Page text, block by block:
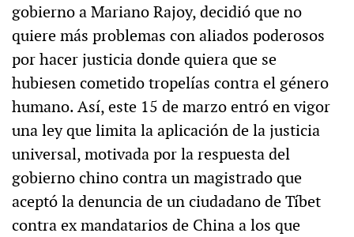
gobierno a Mariano Rajoy, decidió que no
quiere más problemas con aliados poderosos
por hacer justicia donde quiera que se
hubiesen cometido tropelías contra el género
humano. Así, este 15 de marzo entró en vigor
una ley que limita la aplicación de la justicia
universal, motivada por la respuesta del
gobierno chino contra un magistrado que
aceptó la denuncia de un ciudadano de Tíbet
contra ex mandatarios de China a los que